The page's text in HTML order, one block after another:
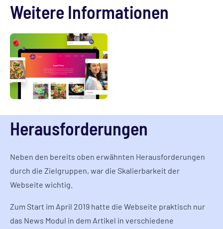
Weitere Informationen
Herausforderungen
Neben den bereits oben erwähnten Herausforderungen
durch die Zielgruppen, war die Skalierbarkeit der
Webseite wichtig.
Zum Start im April 2019 hatte die Webseite praktisch nur
das News Modul in dem Artikel in verschiedene